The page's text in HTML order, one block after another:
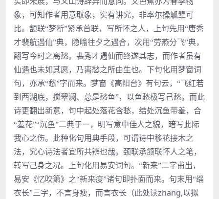
象，可知作者用意取象，实有讲究，非率尔操觚辈可
比。颔联“梦断”紧承首联，写所怀之人，上句先用“唐秀
才裴航遇仙”典，隐喻往夕之遇合，次用“劳燕分飞”典，
翻写今时之离愁。裴秀才遇仙而终遂其志，而作者虽有
仙遇也未如其愿，乃离愁之所由生也。下句化用梦窗词
句，亦承“愁”字而来。梦窗《高阳台》有句云，“飞红若
到西湖底，搅翠澜、总是愁鱼”，以鱼愁极写己愁。而此
诗更翻出新意，句中起处落花含愁，结处沉鱼带羞，合
“羞花”“沉鱼”二典于一，明写意中佳人之貌，暗写此际
我心之伤。此种化句用典手段，可谓诗中移花接木之
法，究心诗法者宜所共辨也哉。颈联承颔联怀人之笔，
转写己身之况。上句化用易安词句。“新来”二字甫出，
易安《忆吹箫》之“新来瘦”诸句即扑面而来。句末用“缁
衣长”三字，不言身瘦，而言衣长（此处读zhang,以拟